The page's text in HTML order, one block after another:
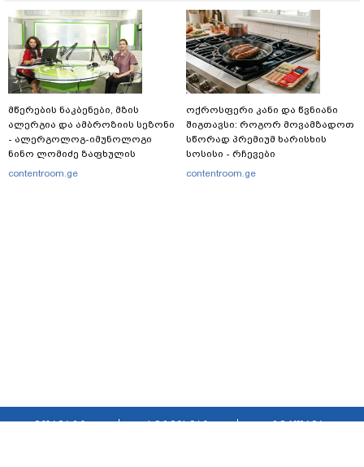
მწერების ნაკბენები, მზის
ალერგია და ამბროზიის სეზონი
- ალერგოლოგ-იმუნოლოგი
ნინო ლომიძე ზაფხულის
ალერგიებზე
contentroom.ge
ოქროსფერი კანი და წვნიანი
შიგთავსი: როგორ მოვამზადოთ
სწორად პრემიუმ ხარისხის
სოსისი - რჩევები
„შეფმაისტერის“
contentroom.ge